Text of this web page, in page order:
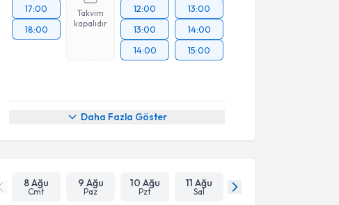
17:00
18:00
Takvim
kapalıdır
12:00
13:00
14:00
13:00
14:00
15:00
Daha Fazla Göster
8 Ağu
Cmt
9 Ağu
Paz
10 Ağu
Pzt
11 Ağu
Sal